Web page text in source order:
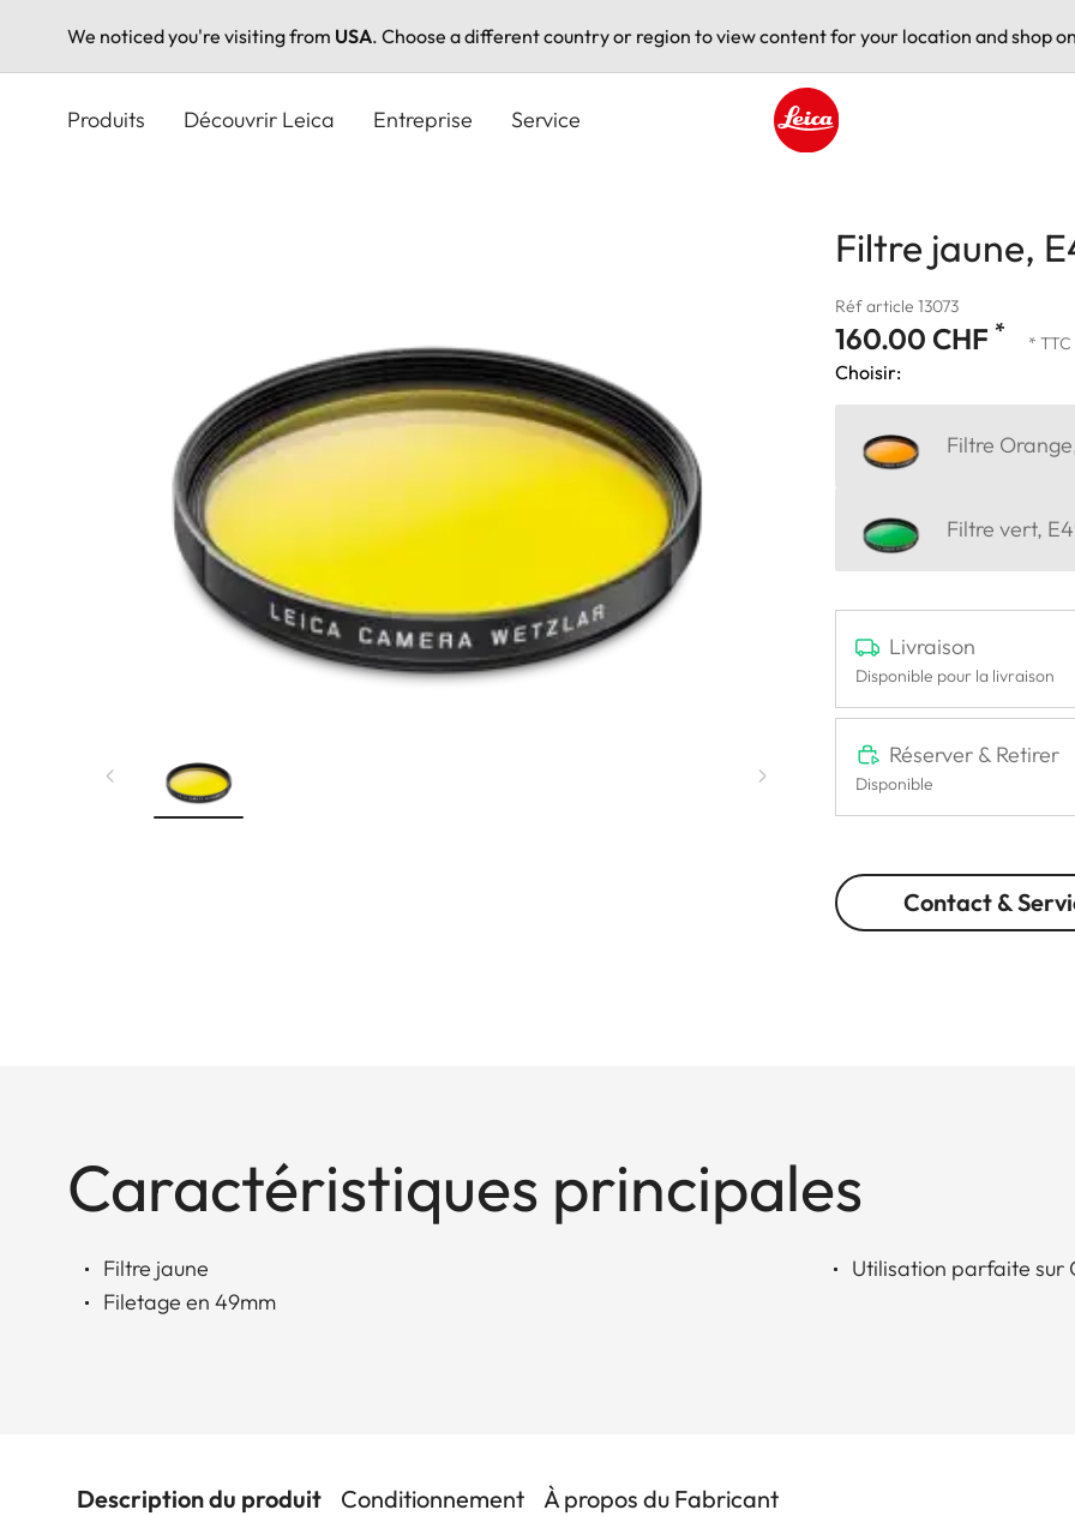
We noticed you're visiting from USA. Choose a different country or region to view content for your location and shop
Produits Découvrir Leica Entreprise Service
Filtre jaune,
Réf article 13073
160.00 CHF * * TTC
Choisir:
Filtre
Filtre vert,
Livraison
Disponible pour la livraison
Réserver & Retirer
Disponible
Contact &
Caractéristiques principales
Filtre jaune
Filetage en 49mm
Utilisation parfaite sur
Description du produit Conditionnement À propos du Fabricant